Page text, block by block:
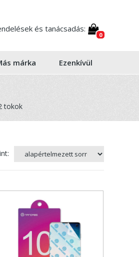
és tanácsadás:
0
márka Ezenkívül
tokok